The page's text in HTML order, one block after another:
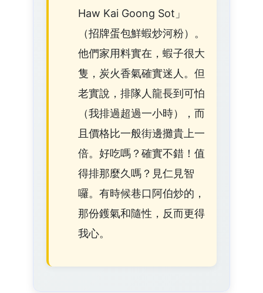
Haw Kai Goong Sot」
（招牌蛋包鮮蝦炒河粉）。
他們家用料實在，蝦子很大
隻，炭火香氣確實迷人。但
老實說，排隊人龍長到可怕
（我排過超過一小時），而
且價格比一般街邊攤貴上一
倍。好吃嗎？確實不錯！值
得排那麼久嗎？見仁見智
囉。有時候巷口阿伯炒的，
那份鑊氣和隨性，反而更得
我心。